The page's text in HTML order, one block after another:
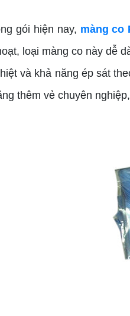
gói hiện nay, màng co
loại màng co này dễ
và khả năng ép sát
thêm vẻ chuyên